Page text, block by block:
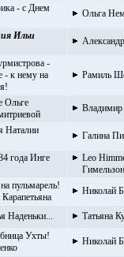
- с Днем
Ольга
Ильи
-
к нему на
Рамиль
Ольге
Владимир
Наталии
Галина
года Инге
Leo
пульмарель!
Николай
Наденьки...
Татьяна
Ухты!
Николай